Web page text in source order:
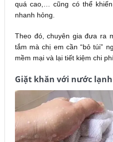
quá cao,… cũng có thể
nhanh hỏng.
Theo đó, chuyên gia đưa ra
tắm mà chị em cần “bỏ túi”
mềm mại và lại tiết kiệm chi
Giặt khăn với nước lạnh